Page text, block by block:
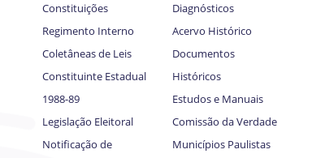
Constituições
Regimento Interno
Coletâneas de Leis
Constituinte Estadual
1988-89
Legislação Eleitoral
Notificação de
Diagnósticos
Acervo Histórico
Documentos
Históricos
Estudos e Manuais
Comissão da Verdade
Municípios Paulistas